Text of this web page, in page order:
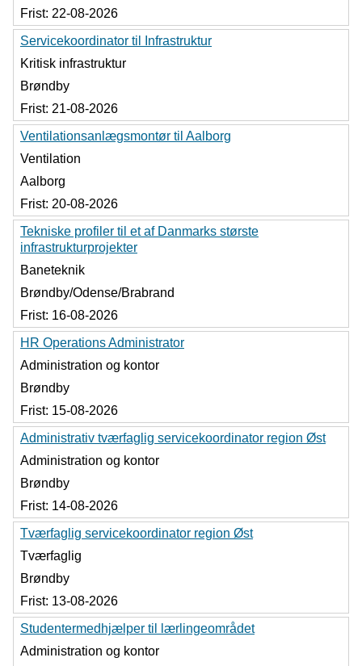
Frist: 22-08-2026
Servicekoordinator til Infrastruktur
Kritisk infrastruktur
Brøndby
Frist: 21-08-2026
Ventilationsanlægsmontør til Aalborg
Ventilation
Aalborg
Frist: 20-08-2026
Tekniske profiler til et af Danmarks største
infrastrukturprojekter
Baneteknik
Brøndby/Odense/Brabrand
Frist: 16-08-2026
HR Operations Administrator
Administration og kontor
Brøndby
Frist: 15-08-2026
Administrativ tværfaglig servicekoordinator region Øst
Administration og kontor
Brøndby
Frist: 14-08-2026
Tværfaglig servicekoordinator region Øst
Tværfaglig
Brøndby
Frist: 13-08-2026
Studentermedhjælper til lærlingeområdet
Administration og kontor